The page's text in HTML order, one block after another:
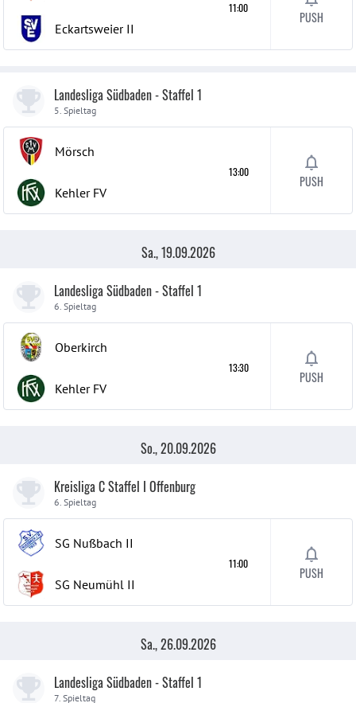
Eckartsweier II
11:00
PUSH
Landesliga Südbaden - Staffel 1
5. Spieltag
Mörsch
Kehler FV
13:00
PUSH
Sa., 19.09.2026
Landesliga Südbaden - Staffel 1
6. Spieltag
Oberkirch
Kehler FV
13:30
PUSH
So., 20.09.2026
Kreisliga C Staffel I Offenburg
6. Spieltag
SG Nußbach II
SG Neumühl II
11:00
PUSH
Sa., 26.09.2026
Landesliga Südbaden - Staffel 1
7. Spieltag